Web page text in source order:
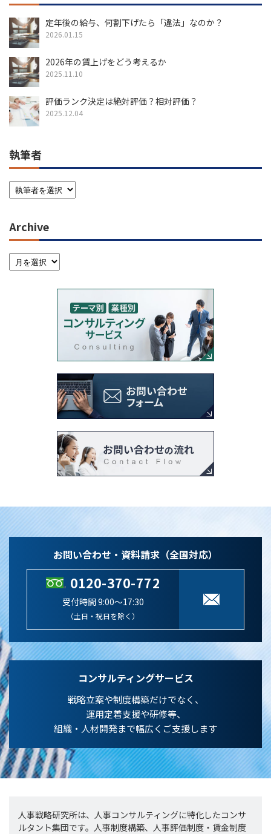
定年後の給与、何割下げたら「違法」なのか？
2026.01.15
2026年の賃上げをどう考えるか
2025.11.10
評価ランク決定は絶対評価？相対評価？
2025.12.04
執筆者
Archive
お問い合わせ・資料請求（全国対応）
0120-370-772
受付時間 9:00～17:30
（土日・祝日を除く）
コンサルティングサービス
戦略立案や制度構築だけでなく、
運用定着支援や研修等、
組織・人材開発まで幅広くご支援します
人事戦略研究所は、人事コンサルティングに特化したコンサ
ルタント集団です。人事制度構築、人事評価制度・賃金制度